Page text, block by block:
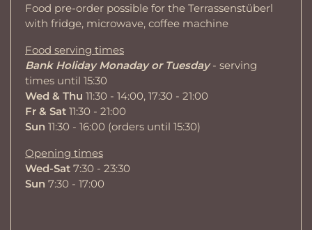
Food pre-order possible for the Terrassenstüberl
with fridge, microwave, coffee machine
Food serving times
Bank Holiday Monaday or Tuesday- serving
times until 15:30
Wed & Thu 11:30 - 14:00, 17:30 - 21:00
Fr & Sat 11:30 - 21:00
Sun 11:30 - 16:00 (orders until 15:30)
Opening times
Wed-Sat 7:30 - 23:30
Sun 7:30 - 17:00